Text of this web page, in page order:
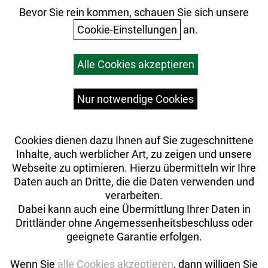
Ihr Einkauf
Versandkosten
Bevor Sie rein kommen, schauen Sie sich unsere
Cookie-Einstellungen an.
Alle Cookies akzeptieren
Nur notwendige Cookies
Cookies dienen dazu Ihnen auf Sie zugeschnittene
Inhalte, auch werblicher Art, zu zeigen und unsere
Webseite zu optimieren. Hierzu übermitteln wir Ihre
Daten auch an Dritte, die die Daten verwenden und
verarbeiten.
Dabei kann auch eine Übermittlung Ihrer Daten in
Drittländer ohne Angemessenheitsbeschluss oder
geeignete Garantie erfolgen.
Wenn Sie alle Cookies akzeptieren, dann willigen Sie